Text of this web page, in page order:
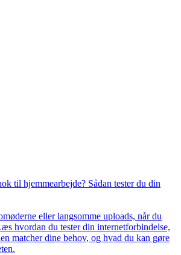
til hjemmearbejde? Sådan tester du din
eller langsomme uploads, når du
hvordan du tester din internetforbindelse,
matcher dine behov, og hvad du kan gøre